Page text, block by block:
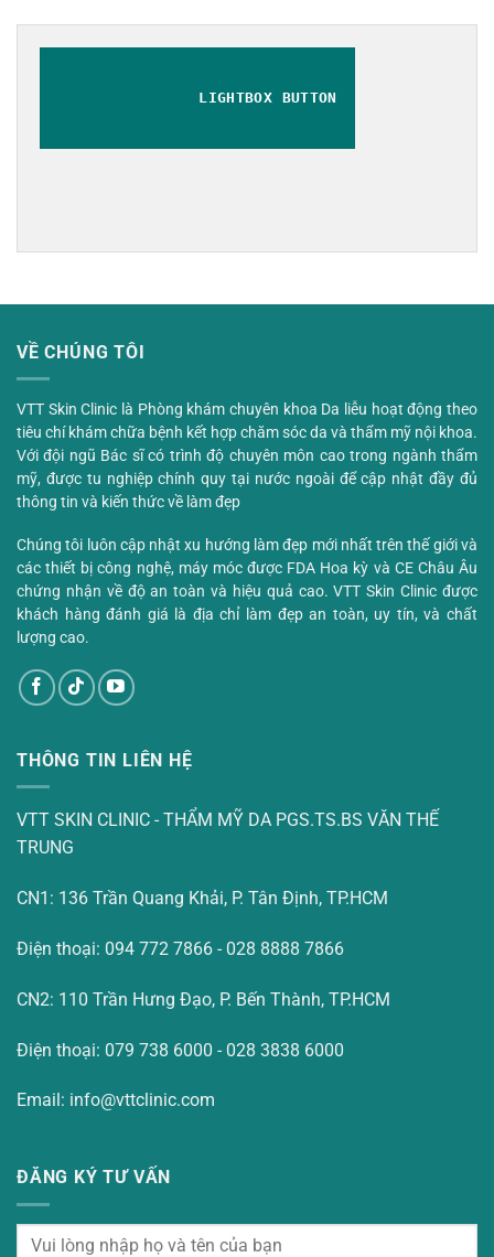
LIGHTBOX BUTTON
VỀ CHÚNG TÔI
VTT Skin Clinic là Phòng khám chuyên khoa Da liễu hoạt động theo
tiêu chí khám chữa bệnh kết hợp chăm sóc da và thẩm mỹ nội khoa.
Với đội ngũ Bác sĩ có trình độ chuyên môn cao trong ngành thẩm
mỹ, được tu nghiệp chính quy tại nước ngoài để cập nhật đầy đủ
thông tin và kiến thức về làm đẹp
Chúng tôi luôn cập nhật xu hướng làm đẹp mới nhất trên thế giới và
các thiết bị công nghệ, máy móc được FDA Hoa kỳ và CE Châu Âu
chứng nhận về độ an toàn và hiệu quả cao. VTT Skin Clinic được
khách hàng đánh giá là địa chỉ làm đẹp an toàn, uy tín, và chất
lượng cao.
THÔNG TIN LIÊN HỆ
VTT SKIN CLINIC - THẨM MỸ DA PGS.TS.BS VĂN THẾ
TRUNG
CN1: 136 Trần Quang Khải, P. Tân Định, TP.HCM
Điện thoại: 094 772 7866 - 028 8888 7866
CN2: 110 Trần Hưng Đạo, P. Bến Thành, TP.HCM
Điện thoại: 079 738 6000 - 028 3838 6000
Email: info@vttclinic.com
ĐĂNG KÝ TƯ VẤN